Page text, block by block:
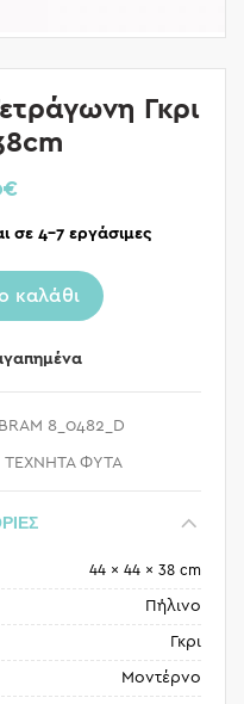
Γκρι
€
σε 4-7 εργάσιμες
καλάθι
BRAM 8_0482_D
ΤΕΧΝΗΤΑ ΦΥΤΑ
44 × 44 × 38 cm
Πήλινο
Γκρι
Μοντέρνο